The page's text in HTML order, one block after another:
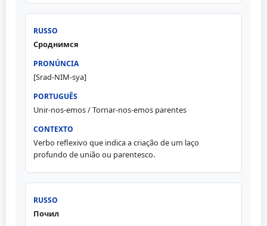
Сроднимся
[Srad-NIM-sya]
Unir-nos-emos / Tornar-nos-emos parentes
Verbo reflexivo que indica a criação de um laço
profundo de união ou parentesco.
Почил